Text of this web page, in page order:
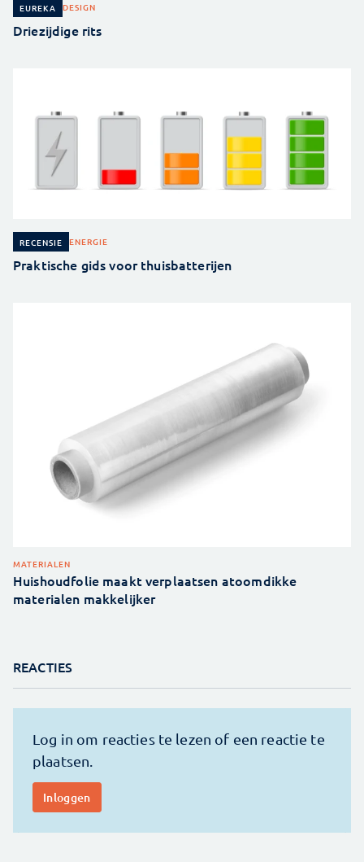
EUREKA DESIGN
Driezijdige rits
RECENSIE ENERGIE
Praktische gids voor thuisbatterijen
MATERIALEN
Huishoudfolie maakt verplaatsen atoomdikke
materialen makkelijker
REACTIES